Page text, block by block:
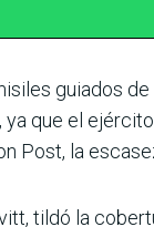
guiados
que el
Post, la
tildó la